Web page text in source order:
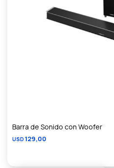
Barra de Sonido con Woofer
USD 129,00